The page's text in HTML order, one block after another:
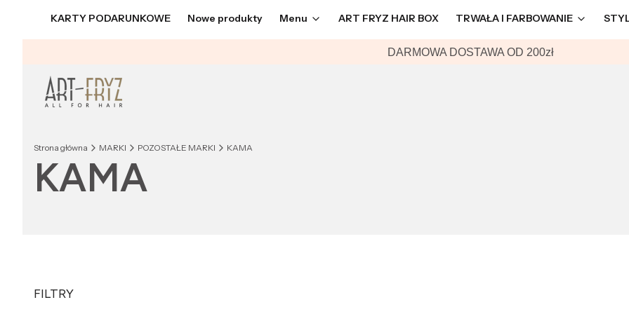
KARTY PODARUNKOWE Nowe produkty Menu ART FRYZ HAIR BOX TRWAŁA I FARBOWANIE
DARMOWA DOSTAWA OD 200zł
Strona główna MARKI POZOSTAŁE MARKI KAMA
KAMA
FILTRY